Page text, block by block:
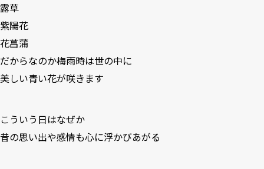
露草
紫陽花
花菖蒲
だからなのか梅雨時は世の中に
美しい青い花が咲きます
こういう日はなぜか
昔の思い出や感情も心に浮かびあがる